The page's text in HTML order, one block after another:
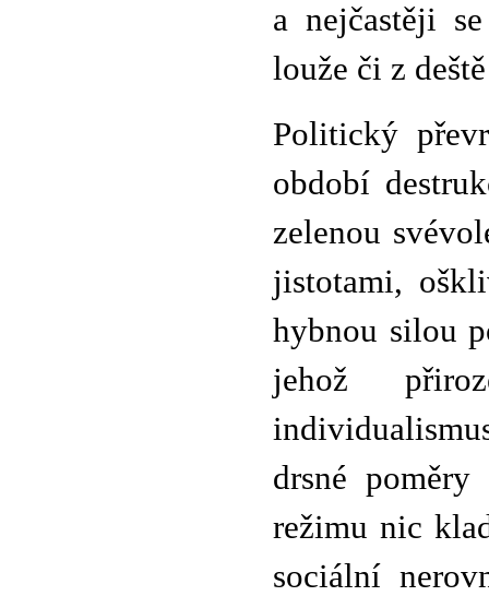
a nejčastěji
louže či z
Politický
období
zelenou
jistotami,
hybnou silou
jehož
drsné
režimu nic
sociální